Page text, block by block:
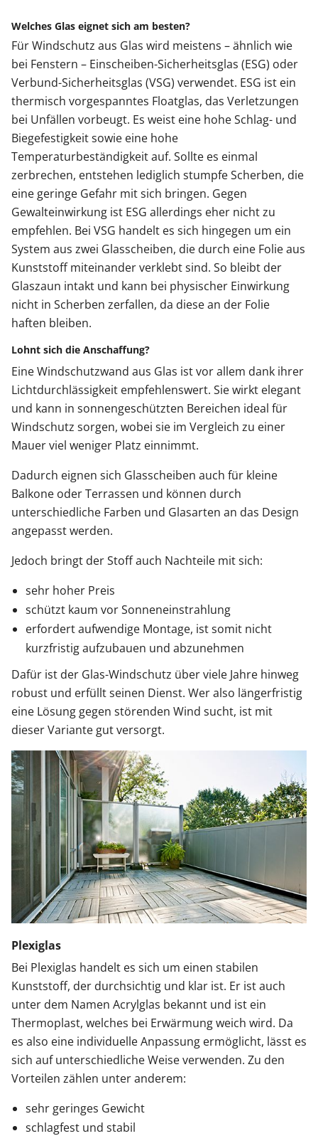
Welches Glas eignet sich am besten?
Für Windschutz aus Glas wird meistens – ähnlich wie
bei Fenstern – Einscheiben-Sicherheitsglas (ESG) oder
Verbund-Sicherheitsglas (VSG) verwendet. ESG ist ein
thermisch vorgespanntes Floatglas, das Verletzungen
bei Unfällen vorbeugt. Es weist eine hohe Schlag- und
Biegefestigkeit sowie eine hohe
Temperaturbeständigkeit auf. Sollte es einmal
zerbrechen, entstehen lediglich stumpfe Scherben, die
eine geringe Gefahr mit sich bringen. Gegen
Gewalteinwirkung ist ESG allerdings eher nicht zu
empfehlen. Bei VSG handelt es sich hingegen um ein
System aus zwei Glasscheiben, die durch eine Folie aus
Kunststoff miteinander verklebt sind. So bleibt der
Glaszaun intakt und kann bei physischer Einwirkung
nicht in Scherben zerfallen, da diese an der Folie
haften bleiben.
Lohnt sich die Anschaffung?
Eine Windschutzwand aus Glas ist vor allem dank ihrer
Lichtdurchlässigkeit empfehlenswert. Sie wirkt elegant
und kann in sonnengeschützten Bereichen ideal für
Windschutz sorgen, wobei sie im Vergleich zu einer
Mauer viel weniger Platz einnimmt.
Dadurch eignen sich Glasscheiben auch für kleine
Balkone oder Terrassen und können durch
unterschiedliche Farben und Glasarten an das Design
angepasst werden.
Jedoch bringt der Stoff auch Nachteile mit sich:
sehr hoher Preis
schützt kaum vor Sonneneinstrahlung
erfordert aufwendige Montage, ist somit nicht
kurzfristig aufzubauen und abzunehmen
Dafür ist der Glas-Windschutz über viele Jahre hinweg
robust und erfüllt seinen Dienst. Wer also längerfristig
eine Lösung gegen störenden Wind sucht, ist mit
dieser Variante gut versorgt.
Plexiglas
Bei Plexiglas handelt es sich um einen stabilen
Kunststoff, der durchsichtig und klar ist. Er ist auch
unter dem Namen Acrylglas bekannt und ist ein
Thermoplast, welches bei Erwärmung weich wird. Da
es also eine individuelle Anpassung ermöglicht, lässt es
sich auf unterschiedliche Weise verwenden. Zu den
Vorteilen zählen unter anderem:
sehr geringes Gewicht
schlagfest und stabil